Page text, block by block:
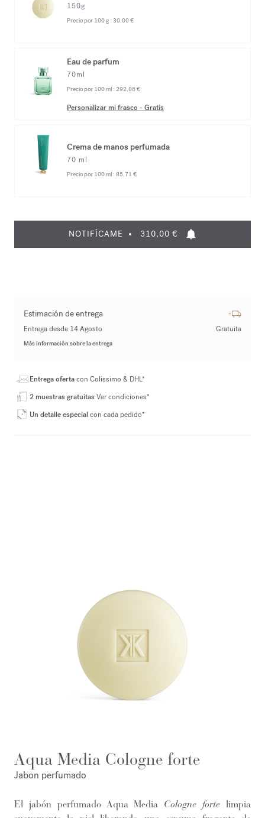
150g
Precio por 100 g : 30,00 €
Eau de parfum
70ml
Precio por 100 ml : 292,86 €
Personalizar mi frasco - Gratis
Crema de manos perfumada
70 ml
Precio por 100 ml : 85,71 €
NOTIFÍCAME 310,00 €
Estimación de entrega
Entrega desde 14 Agosto Gratuita
Más información sobre la entrega
Entrega ofertacon Colissimo & DHL*
2 muestras gratuitasVer condiciones*
Un detalle especialcon cada pedido*
Aqua Media Cologne forte
Jabon perfumado
El jabón perfumado Aqua Media Cologne forte limpia